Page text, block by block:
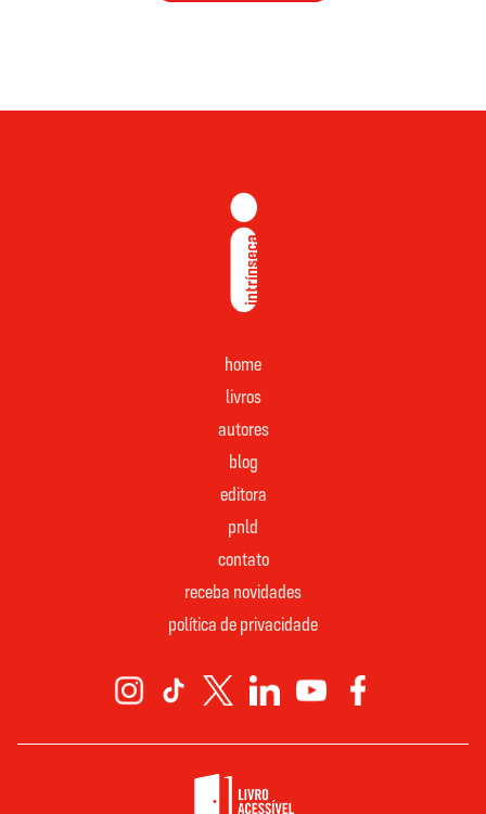
home
livros
autores
blog
editora
pnld
contato
receba novidades
política de privacidade